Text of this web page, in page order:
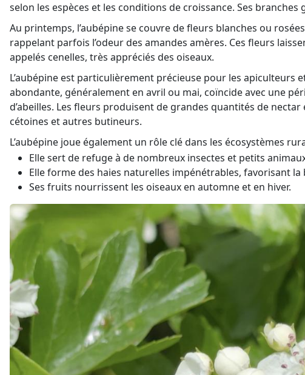
selon les espèces et les conditions de croissance. Ses
Au printemps, l’aubépine se couvre de fleurs blanches ou
rappelant parfois l’odeur des amandes amères. Ces fleurs
appelés cenelles, très appréciés des oiseaux.
L’aubépine est particulièrement précieuse pour les apiculteurs
abondante, généralement en avril ou mai, coïncide avec une
d’abeilles. Les fleurs produisent de grandes quantités de
cétoines et autres butineurs.
L’aubépine joue également un rôle clé dans les écosystèmes
Elle sert de refuge à de nombreux insectes et petits
Elle forme des haies naturelles impénétrables, favorisant la
Ses fruits nourrissent les oiseaux en automne et en hiver.